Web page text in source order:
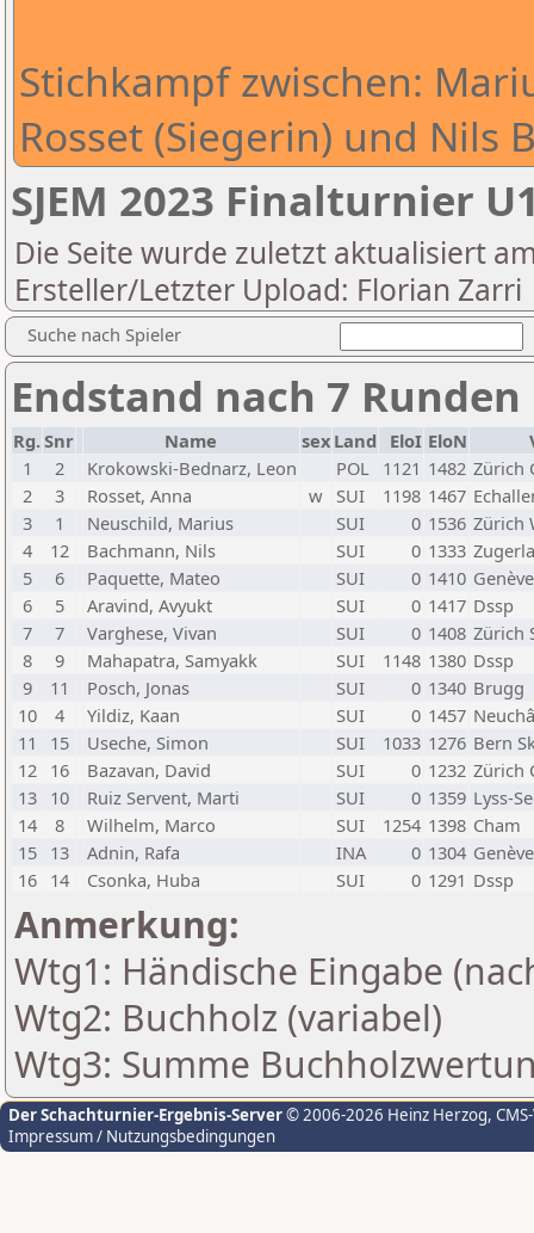
Stichkampf zwischen:
Rosset (Siegerin) und Nils
SJEM 2023 Finalturnier
Die Seite wurde zuletzt aktualisiert
Ersteller/Letzter Upload: Florian Zarri
Suche nach Spieler
Endstand nach 7 Runden
Rg.Snr Name sex Land EloI EloN
1
2 Krokowski-Bednarz, Leon POL 1121 1482 Zürich
2
3 Rosset, Anna w SUI 1198 1467
3
1 Neuschild, Marius SUI 0 1536 Zürich
4
12 Bachmann, Nils SUI 0 1333
5
6 Paquette, Mateo SUI 0 1410
6
5 Aravind, Avyukt SUI 0 1417 Dssp
7
7 Varghese, Vivan SUI 0 1408 Zürich
8
9 Mahapatra, Samyakk SUI 1148 1380 Dssp
9
11 Posch, Jonas SUI 0 1340 Brugg
10
4 Yildiz, Kaan SUI 0 1457
11
15 Useche, Simon SUI 1033 1276 Bern
12 16 Bazavan, David SUI 0 1232 Zürich
13 10 Ruiz Servent, Marti SUI 0 1359 Lyss-
14
8 Wilhelm, Marco SUI 1254 1398 Cham
15 13 Adnin, Rafa INA 0 1304
16 14 Csonka, Huba SUI 0 1291 Dssp
Anmerkung:
Wtg1: Händische Eingabe
Wtg2: Buchholz (variabel)
Wtg3: Summe
Der Schachturnier-Ergebnis-Server© 2006-2026 Heinz Herzog,
Impressum / Nutzungsbedingungen